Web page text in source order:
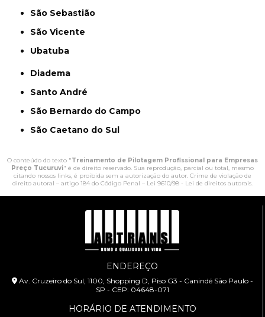
São Sebastião
São Vicente
Ubatuba
Diadema
Santo André
São Bernardo do Campo
São Caetano do Sul
O conteúdo do texto "Treinamento de Pilotagem Profissional para Empresas
Preço Tucuruvi" é de direito reservado. Sua reprodução, parcial ou total, mesmo
citando nossos links, é proibida sem a autorização do autor. Crime de violação de
direito autoral – artigo 184 do Código Penal – Lei 9610/98 - Lei de direitos autorais.
ENDEREÇO
Av. Cruzeiro do Sul, 1100, Shopping D, Piso G3 - Canindé São Paulo -
SP - CEP: 04648-071
HORÁRIO DE ATENDIMENTO